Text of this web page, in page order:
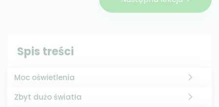
Spis treści
Moc oświetlenia
Zbyt dużo światła